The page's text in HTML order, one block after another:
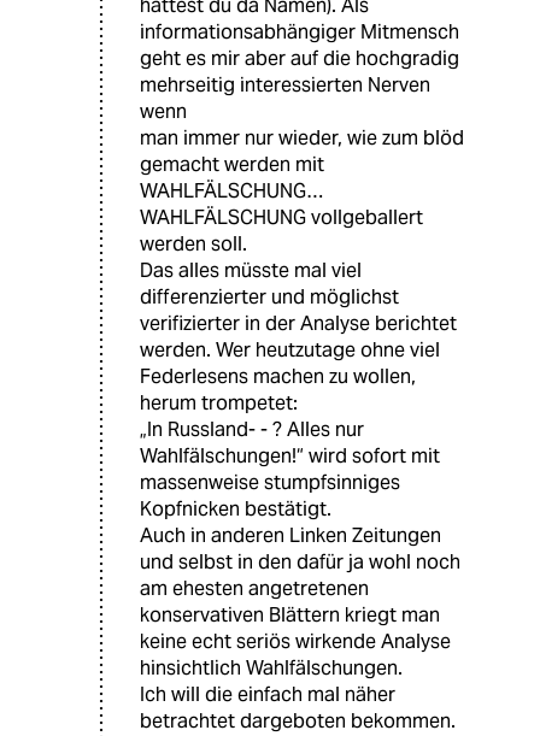
hättest du da Namen). Als
informationsabhängiger Mitmensch
geht es mir aber auf die hochgradig
mehrseitig interessierten Nerven
wenn
man immer nur wieder, wie zum blöd
gemacht werden mit
WAHLFÄLSCHUNG…
WAHLFÄLSCHUNG vollgeballert
werden soll.
Das alles müsste mal viel
differenzierter und möglichst
verifizierter in der Analyse berichtet
werden. Wer heutzutage ohne viel
Federlesens machen zu wollen,
herum trompetet:
„In Russland- - ? Alles nur
Wahlfälschungen!“ wird sofort mit
massenweise stumpfsinniges
Kopfnicken bestätigt.
Auch in anderen Linken Zeitungen
und selbst in den dafür ja wohl noch
am ehesten angetretenen
konservativen Blättern kriegt man
keine echt seriös wirkende Analyse
hinsichtlich Wahlfälschungen.
Ich will die einfach mal näher
betrachtet dargeboten bekommen.